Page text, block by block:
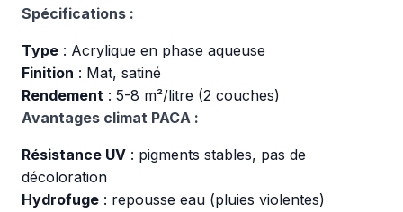
Spécifications :
Type : Acrylique en phase aqueuse
Finition : Mat, satiné
Rendement : 5-8 m²/litre (2 couches)
Avantages climat PACA :
Résistance UV : pigments stables, pas de
décoloration
Hydrofuge : repousse eau (pluies violentes)